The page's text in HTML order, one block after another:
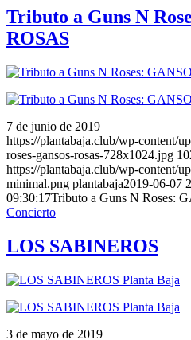
Tributo a Guns N
ROSAS
7 de junio de 2019
https://plantabaja.club/wp-content/
roses-gansos-rosas-728x1024.jpg
https://plantabaja.club/wp-content/
minimal.png plantabaja2019-06-07
09:30:17Tributo a Guns N Roses:
Concierto
LOS SABINEROS
3 de mayo de 2019